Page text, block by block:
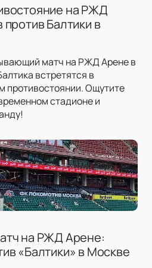
на РЖД
Балтики в
матч на РЖД Арене в
встретятся в
противостоянии. Ощутите
стадионе и
на РЖД Арене:
«Балтики» в Москве